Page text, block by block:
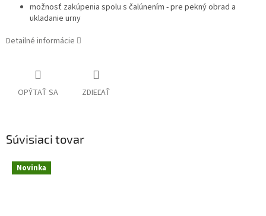
možnosť zakúpenia spolu s čalúnením - pre pekný obrad a
ukladanie urny
Detailné informácie
OPÝTAŤ SA ZDIEĽAŤ
Súvisiaci tovar
Novinka